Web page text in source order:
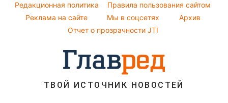
Кейт Миддлтон
Алла Пугачева
Погода на завтра
Пылевая буря
Редакционная политика
Правила пользования сайтом
Реклама на сайте
Мы в соцсетях
Архив
Отчет о прозрачности JTI
ТВОЙ ИСТОЧНИК НОВОСТЕЙ